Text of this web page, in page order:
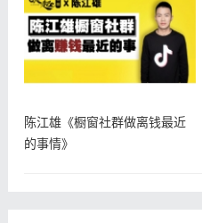
陈江雄《橱窗社群做离钱最近
的事情》